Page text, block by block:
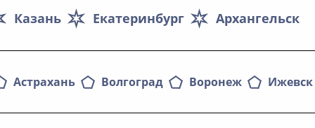
Архангельск
Екатеринбург
Казань
Астрахань Волгоград Воронеж Ижевск